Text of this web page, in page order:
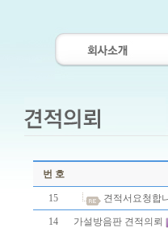
번 호
15 견적서요청합
14 가설방음판 견적의뢰